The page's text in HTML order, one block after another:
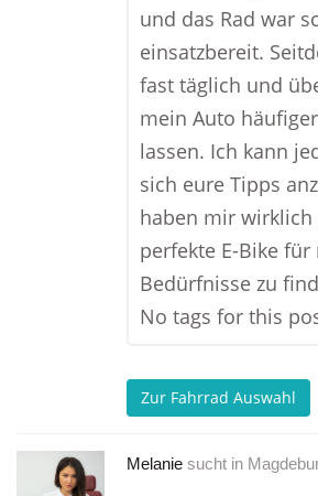
und das Rad war
einsatzbereit.
fast täglich und
mein Auto
lassen. Ich kann
sich eure Tipps
haben mir wirklich
perfekte E-Bike für
Bedürfnisse zu
No tags for this
Zur Fahrrad Auswahl
Melanie sucht in